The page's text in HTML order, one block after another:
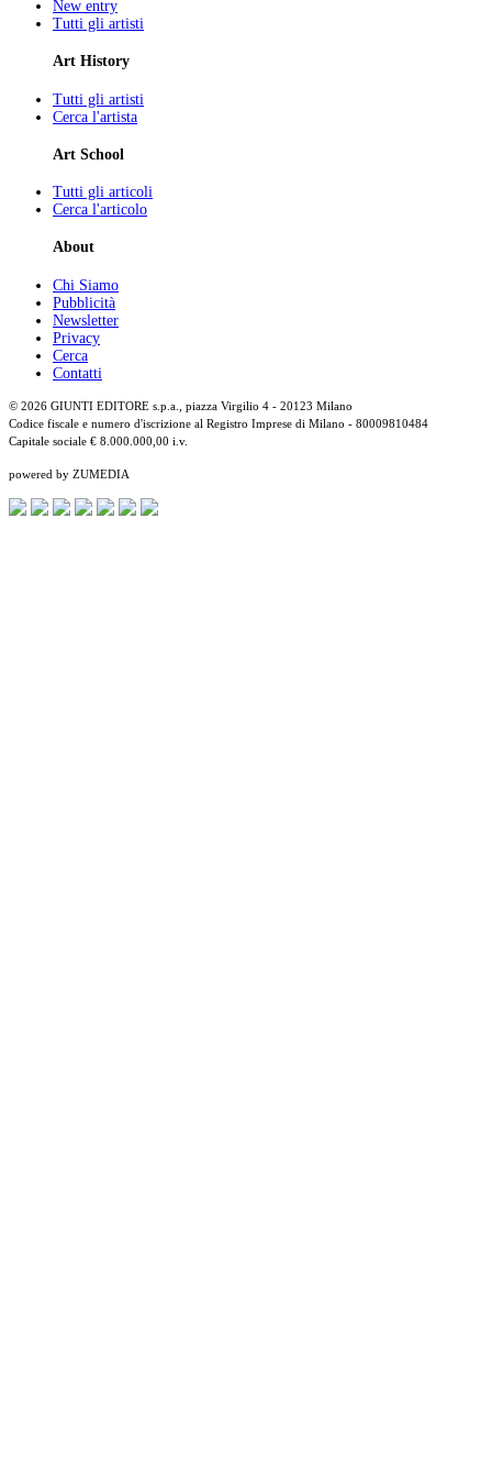
New entry
Tutti gli artisti
Art History
Tutti gli artisti
Cerca l'artista
Art School
Tutti gli articoli
Cerca l'articolo
About
Chi Siamo
Pubblicità
Newsletter
Privacy
Cerca
Contatti
© 2026 GIUNTI EDITORE s.p.a., piazza Virgilio 4 - 20123 Milano
Codice fiscale e numero d'iscrizione al Registro Imprese di Milano - 80009810484
Capitale sociale € 8.000.000,00 i.v.
powered by ZUMEDIA